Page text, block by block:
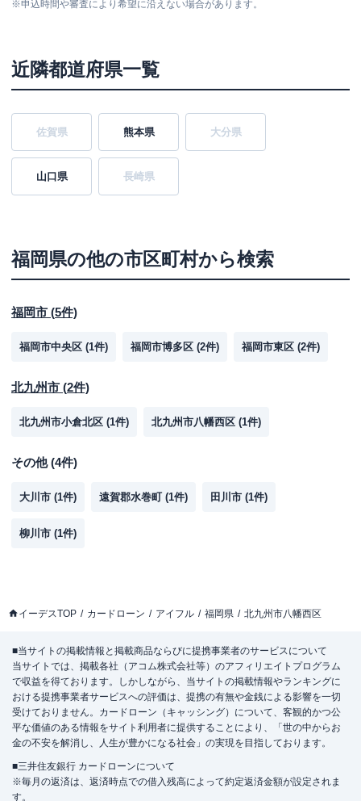
※申込時間や審査により希望に沿えない場合があります。
近隣都道府県一覧
佐賀県 熊本県 大分県
山口県 長崎県
福岡県の他の市区町村から検索
福岡市 (5件)
福岡市中央区 (1件) 福岡市博多区 (2件) 福岡市東区 (2件)
北九州市 (2件)
北九州市小倉北区 (1件) 北九州市八幡西区 (1件)
その他(4件)
大川市 (1件) 遠賀郡水巻町 (1件) 田川市 (1件)
柳川市 (1件)
イーデスTOP カードローン アイフル 福岡県 北九州市八幡西区
■当サイトの掲載情報と掲載商品ならびに提携事業者のサービスについて
当サイトでは、掲載各社（アコム株式会社等）のアフィリエイトプログラム
で収益を得ております。しかしながら、当サイトの掲載情報やランキングに
おける提携事業者サービスへの評価は、提携の有無や金銭による影響を一切
受けておりません。カードローン（キャッシング）について、客観的かつ公
平な価値のある情報をサイト利用者に提供することにより、「世の中からお
金の不安を解消し、人生が豊かになる社会」の実現を目指しております。
■三井住友銀行 カードローンについて
※毎月の返済は、返済時点での借入残高によって約定返済金額が設定されま
す。